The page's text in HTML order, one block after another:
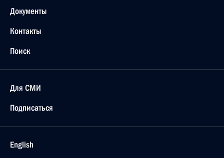
Документы
Контакты
Поиск
Для СМИ
Подписаться
English